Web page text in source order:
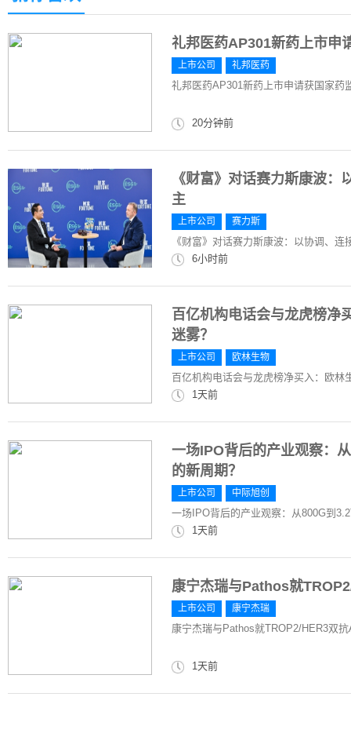
礼邦医药AP301新药上市申
上市公司 礼邦医药
礼邦医药AP301新药上市申请获国家药
20分钟前
《财富》对话赛力斯康波
主
上市公司 赛力斯
《财富》对话赛力斯康波：以协调、
6小时前
百亿机构电话会与龙虎榜净
迷雾？
上市公司 欧林生物
百亿机构电话会与龙虎榜净买入：欧
1天前
一场IPO背后的产业观察：
的新周期？
上市公司 中际旭创
一场IPO背后的产业观察：从800G到
1天前
康宁杰瑞与Pathos就
上市公司 康宁杰瑞
康宁杰瑞与Pathos就TROP2/HER3双
1天前